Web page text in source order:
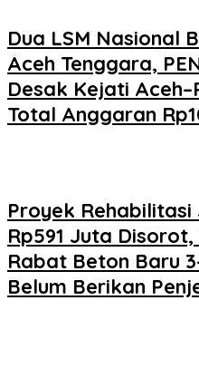
Dua LSM Nasional
Aceh Tenggara,
Desak Kejati
Total Anggaran
Proyek
Rp591 Juta
Rabat Beton Baru
Belum Berikan